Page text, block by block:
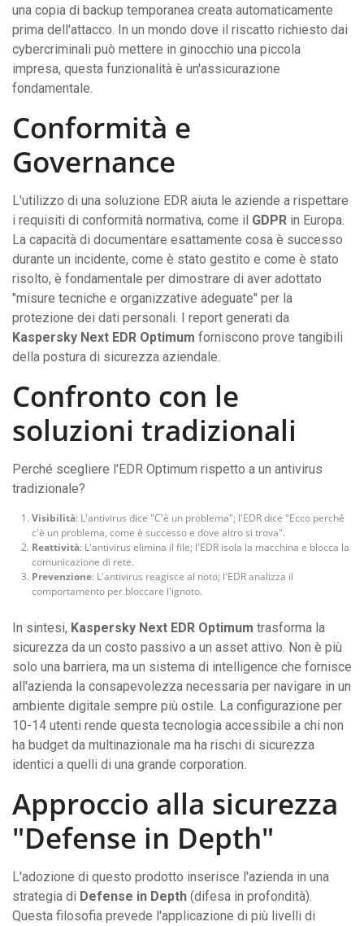
una copia di backup temporanea creata automaticamente
prima dell'attacco. In un mondo dove il riscatto richiesto dai
cybercriminali può mettere in ginocchio una piccola
impresa, questa funzionalità è un'assicurazione
fondamentale.
Conformità e
Governance
L'utilizzo di una soluzione EDR aiuta le aziende a rispettare
i requisiti di conformità normativa, come il GDPR in Europa.
La capacità di documentare esattamente cosa è successo
durante un incidente, come è stato gestito e come è stato
risolto, è fondamentale per dimostrare di aver adottato
"misure tecniche e organizzative adeguate" per la
protezione dei dati personali. I report generati da
Kaspersky Next EDR Optimum forniscono prove tangibili
della postura di sicurezza aziendale.
Confronto con le
soluzioni tradizionali
Perché scegliere l'EDR Optimum rispetto a un antivirus
tradizionale?
Visibilità: L'antivirus dice "C'è un problema"; l'EDR dice "Ecco perché
c'è un problema, come è successo e dove altro si trova".
Reattività: L'antivirus elimina il file; l'EDR isola la macchina e blocca la
comunicazione di rete.
Prevenzione: L'antivirus reagisce al noto; l'EDR analizza il
comportamento per bloccare l'ignoto.
In sintesi, Kaspersky Next EDR Optimum trasforma la
sicurezza da un costo passivo a un asset attivo. Non è più
solo una barriera, ma un sistema di intelligence che fornisce
all'azienda la consapevolezza necessaria per navigare in un
ambiente digitale sempre più ostile. La configurazione per
10-14 utenti rende questa tecnologia accessibile a chi non
ha budget da multinazionale ma ha rischi di sicurezza
identici a quelli di una grande corporation.
Approccio alla sicurezza
"Defense in Depth"
L'adozione di questo prodotto inserisce l'azienda in una
strategia di Defense in Depth (difesa in profondità).
Questa filosofia prevede l'applicazione di più livelli di